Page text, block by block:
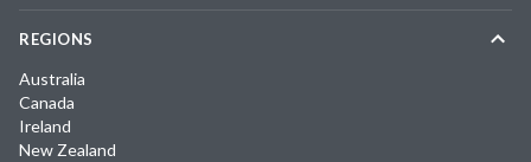
REGIONS
Australia
Canada
Ireland
New Zealand